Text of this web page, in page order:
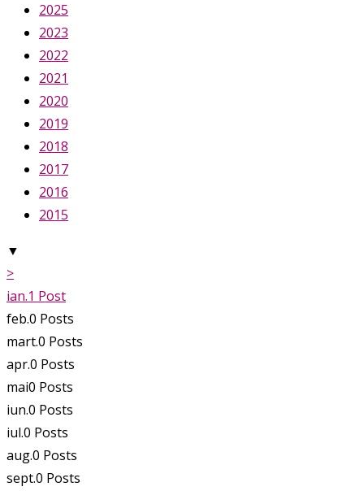
2025
2023
2022
2021
2020
2019
2018
2017
2016
2015
▼
>
ian.1 Post
feb.0 Posts
mart.0 Posts
apr.0 Posts
mai0 Posts
iun.0 Posts
iul.0 Posts
aug.0 Posts
sept.0 Posts